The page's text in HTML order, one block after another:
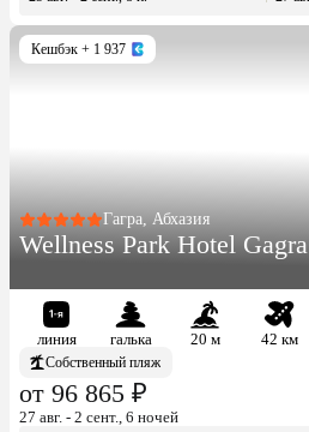
Кешбэк + 1 937
Гагра, Абхазия
Wellness Park Hotel Gagra
линия галька 20 м 42 км
Собственный пляж
от 96 865 ₽
27 авг. - 2 сент., 6 ночей